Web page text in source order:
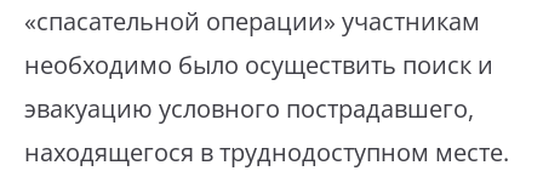
«спасательной операции» участникам
необходимо было осуществить поиск и
эвакуацию условного пострадавшего,
находящегося в труднодоступном месте.